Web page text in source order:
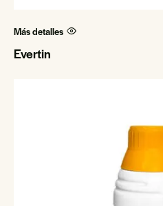
Más detalles
Evertin